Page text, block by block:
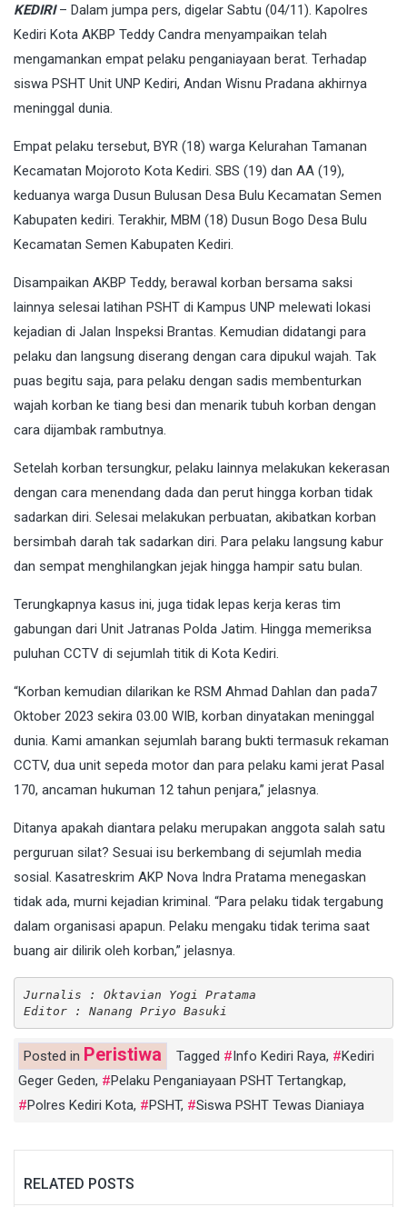
KEDIRI– Dalam jumpa pers, digelar Sabtu (04/11). Kapolres
Kediri Kota AKBP Teddy Candra menyampaikan telah
mengamankan empat pelaku penganiayaan berat. Terhadap
siswa PSHT Unit UNP Kediri, Andan Wisnu Pradana akhirnya
meninggal dunia.
Empat pelaku tersebut, BYR (18) warga Kelurahan Tamanan
Kecamatan Mojoroto Kota Kediri. SBS (19) dan AA (19),
keduanya warga Dusun Bulusan Desa Bulu Kecamatan Semen
Kabupaten kediri. Terakhir, MBM (18) Dusun Bogo Desa Bulu
Kecamatan Semen Kabupaten Kediri.
Disampaikan AKBP Teddy, berawal korban bersama saksi
lainnya selesai latihan PSHT di Kampus UNP melewati lokasi
kejadian di Jalan Inspeksi Brantas. Kemudian didatangi para
pelaku dan langsung diserang dengan cara dipukul wajah. Tak
puas begitu saja, para pelaku dengan sadis membenturkan
wajah korban ke tiang besi dan menarik tubuh korban dengan
cara dijambak rambutnya.
Setelah korban tersungkur, pelaku lainnya melakukan kekerasan
dengan cara menendang dada dan perut hingga korban tidak
sadarkan diri. Selesai melakukan perbuatan, akibatkan korban
bersimbah darah tak sadarkan diri. Para pelaku langsung kabur
dan sempat menghilangkan jejak hingga hampir satu bulan.
Terungkapnya kasus ini, juga tidak lepas kerja keras tim
gabungan dari Unit Jatranas Polda Jatim. Hingga memeriksa
puluhan CCTV di sejumlah titik di Kota Kediri.
“Korban kemudian dilarikan ke RSM Ahmad Dahlan dan pada7
Oktober 2023 sekira 03.00 WIB, korban dinyatakan meninggal
dunia. Kami amankan sejumlah barang bukti termasuk rekaman
CCTV, dua unit sepeda motor dan para pelaku kami jerat Pasal
170, ancaman hukuman 12 tahun penjara,” jelasnya.
Ditanya apakah diantara pelaku merupakan anggota salah satu
perguruan silat? Sesuai isu berkembang di sejumlah media
sosial. Kasatreskrim AKP Nova Indra Pratama menegaskan
tidak ada, murni kejadian kriminal. “Para pelaku tidak tergabung
dalam organisasi apapun. Pelaku mengaku tidak terima saat
buang air dilirik oleh korban,” jelasnya.
Jurnalis : Oktavian Yogi Pratama
Editor : Nanang Priyo Basuki
Posted in Peristiwa Tagged Info Kediri Raya,
Kediri
Geger Geden, Pelaku Penganiayaan PSHT Tertangkap,
Polres Kediri Kota, PSHT, Siswa PSHT Tewas Dianiaya
RELATED POSTS